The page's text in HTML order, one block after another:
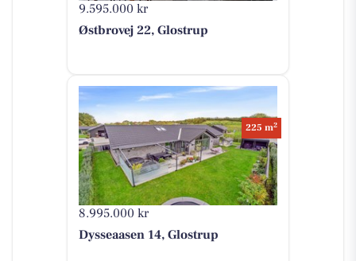
9.595.000 kr
Østbrovej 22, Glostrup
8.995.000 kr
225 m2
Dysseaasen 14, Glostrup